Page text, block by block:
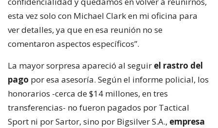
esta vez solo con Michael Clark en mi oficina para
ver detalles, ya que en esa reunión no se
comentaron aspectos específicos”.
La mayor sorpresa apareció al seguir el rastro del
pago por esa asesoría. Según el informe policial, los
honorarios -cerca de $14 millones, en tres
transferencias- no fueron pagados por Tactical
Sport ni por Sartor, sino por Bigsilver S.A., empresa